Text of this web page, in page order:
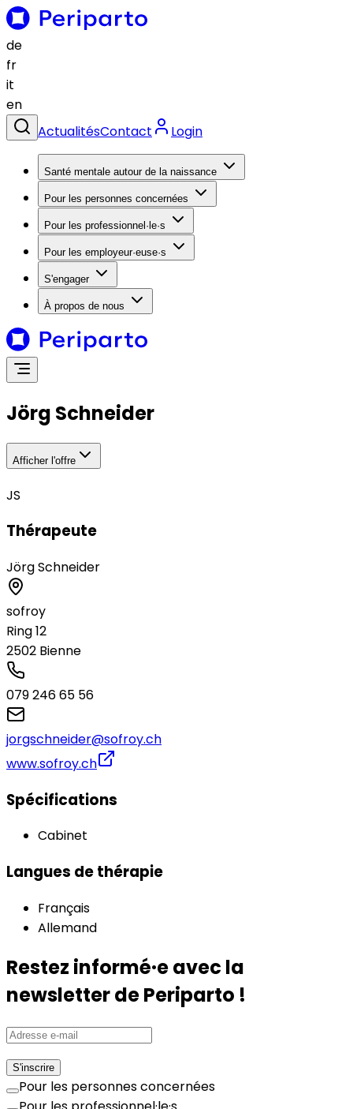
de
fr
it
en
ActualitésContact Login
Santé mentale autour de la naissance
Pour les personnes concernées
Pour les professionnel·le·s
Pour les employeur·euse·s
S'engager
À propos de nous
Jörg Schneider
Afficher l'offre
JS
Thérapeute
Jörg Schneider
sofroy
Ring 12
2502 Bienne
079 246 65 56
jorgschneider@sofroy.ch
www.sofroy.ch
Spécifications
Cabinet
Langues de thérapie
Français
Allemand
Restez informé·e avec la
newsletter de Periparto !
S'inscrire
Pour les personnes concernées